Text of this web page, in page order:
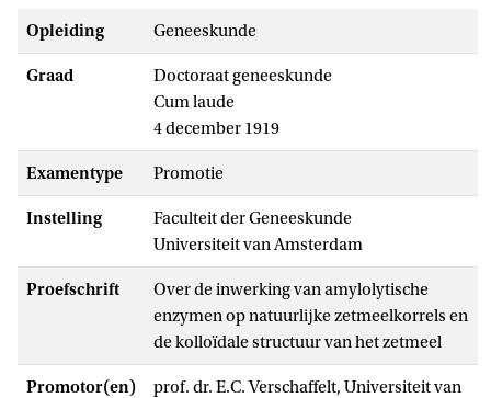
Opleiding Geneeskunde
Graad
doctoraat geneeskunde
Cum laude
4 december 1919
Examentype promotie
Instelling
Faculteit der Geneeskunde
Universiteit van Amsterdam
Proefschrift
Over de inwerking van amylolytische
enzymen op natuurlĳke zetmeelkorrels en
de kolloïdale structuur van het zetmeel
Promotor(en)
prof. dr. E.C. Verschaffelt, Universiteit van